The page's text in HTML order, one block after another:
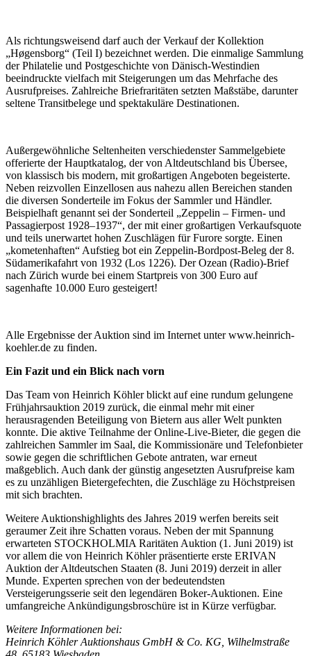
Als richtungsweisend darf auch der Verkauf der Kollektion
„Høgensborg“ (Teil I) bezeichnet werden. Die einmalige Sammlung
der Philatelie und Postgeschichte von Dänisch-Westindien
beeindruckte vielfach mit Steigerungen um das Mehrfache des
Ausrufpreises. Zahlreiche Briefraritäten setzten Maßstäbe, darunter
seltene Transitbelege und spektakuläre Destinationen.
Außergewöhnliche Seltenheiten verschiedenster Sammelgebiete
offerierte der Hauptkatalog, der von Altdeutschland bis Übersee,
von klassisch bis modern, mit großartigen Angeboten begeisterte.
Neben reizvollen Einzellosen aus nahezu allen Bereichen standen
die diversen Sonderteile im Fokus der Sammler und Händler.
Beispielhaft genannt sei der Sonderteil „Zeppelin – Firmen- und
Passagierpost 1928–1937“, der mit einer großartigen Verkaufsquote
und teils unerwartet hohen Zuschlägen für Furore sorgte. Einen
„kometenhaften“ Aufstieg bot ein Zeppelin-Bordpost-Beleg der 8.
Südamerikafahrt von 1932 (Los 1226). Der Ozean (Radio)-Brief
nach Zürich wurde bei einem Startpreis von 300 Euro auf
sagenhafte 10.000 Euro gesteigert!
Alle Ergebnisse der Auktion sind im Internet unter www.heinrich-
koehler.de zu finden.
Ein Fazit und ein Blick nach vorn
Das Team von Heinrich Köhler blickt auf eine rundum gelungene
Frühjahrsauktion 2019 zurück, die einmal mehr mit einer
herausragenden Beteiligung von Bietern aus aller Welt punkten
konnte. Die aktive Teilnahme der Online-Live-Bieter, die gegen die
zahlreichen Sammler im Saal, die Kommissionäre und Telefonbieter
sowie gegen die schriftlichen Gebote antraten, war erneut
maßgeblich. Auch dank der günstig angesetzten Ausrufpreise kam
es zu unzähligen Bietergefechten, die Zuschläge zu Höchstpreisen
mit sich brachten.
Weitere Auktionshighlights des Jahres 2019 werfen bereits seit
geraumer Zeit ihre Schatten voraus. Neben der mit Spannung
erwarteten STOCKHOLMIA Raritäten Auktion (1. Juni 2019) ist
vor allem die von Heinrich Köhler präsentierte erste ERIVAN
Auktion der Altdeutschen Staaten (8. Juni 2019) derzeit in aller
Munde. Experten sprechen von der bedeutendsten
Versteigerungsserie seit den legendären Boker-Auktionen. Eine
umfangreiche Ankündigungsbroschüre ist in Kürze verfügbar.
Weitere Informationen bei:
Heinrich Köhler Auktionshaus GmbH & Co. KG, Wilhelmstraße